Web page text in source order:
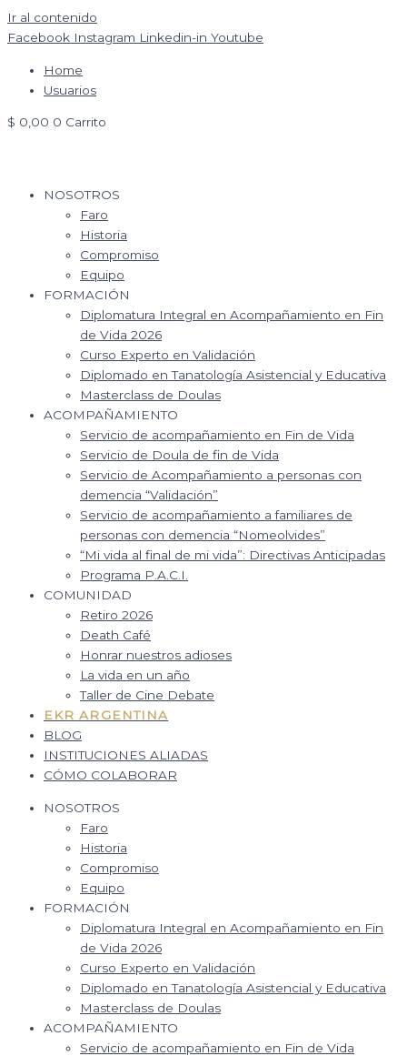
Ir al contenido
Facebook Instagram Linkedin-in Youtube
Home
Usuarios
$ 0,00 0 Carrito
NOSOTROS
Faro
Historia
Compromiso
Equipo
FORMACIÓN
Diplomatura Integral en Acompañamiento en Fin
de Vida 2026
Curso Experto en Validación
Diplomado en Tanatología Asistencial y Educativa
Masterclass de Doulas
ACOMPAÑAMIENTO
Servicio de acompañamiento en Fin de Vida
Servicio de Doula de fin de Vida
Servicio de Acompañamiento a personas con
demencia “Validación”
Servicio de acompañamiento a familiares de
personas con demencia “Nomeolvides”
“Mi vida al final de mi vida”: Directivas Anticipadas
Programa P.A.C.I.
COMUNIDAD
Retiro 2026
Death Café
Honrar nuestros adioses
La vida en un año
Taller de Cine Debate
EKR ARGENTINA
BLOG
INSTITUCIONES ALIADAS
CÓMO COLABORAR
NOSOTROS
Faro
Historia
Compromiso
Equipo
FORMACIÓN
Diplomatura Integral en Acompañamiento en Fin
de Vida 2026
Curso Experto en Validación
Diplomado en Tanatología Asistencial y Educativa
Masterclass de Doulas
ACOMPAÑAMIENTO
Servicio de acompañamiento en Fin de Vida